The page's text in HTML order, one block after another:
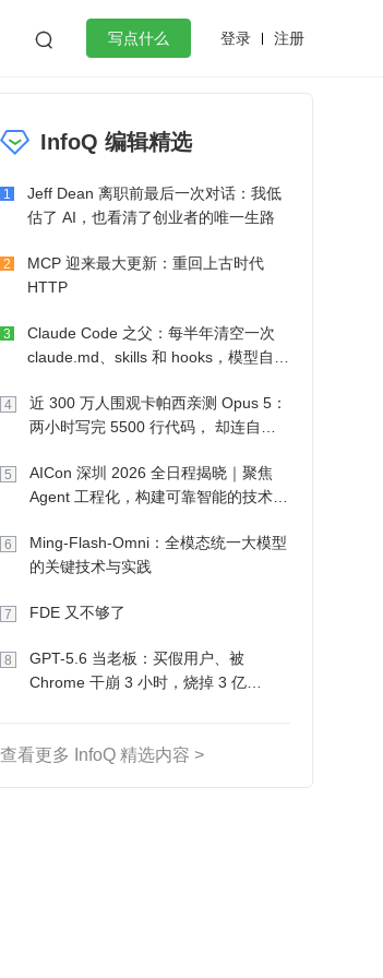
 写点什么 登录 注册
微服务架构 flutter
InfoQ 编辑精选
1
Jeff Dean 离职前最后一次对话：我低
估了 AI，也看清了创业者的唯一生路
2
MCP 迎来最大更新：重回上古时代
HTTP
3
Claude Code 之父：每半年清空一次
claude.md、skills 和 hooks，模型自己
4
近 300 万人围观卡帕西亲测 Opus 5：
两小时写完 5500 行代码， 却连自己
5
AICon 深圳 2026 全日程揭晓｜聚焦
Agent 工程化，构建可靠智能的技术路
6
Ming-Flash-Omni：全模态统一大模型
的关键技术与实践
7 FDE 又不够了
8
GPT-5.6 当老板：买假用户、被
Chrome 干崩 3 小时，烧掉 3 亿
查看更多 InfoQ 精选内容 >